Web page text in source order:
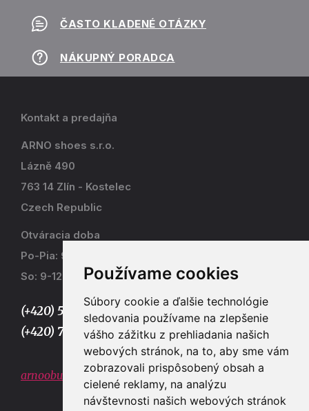
Používame cookies
Súbory cookie a ďalšie technológie
sledovania používame na zlepšenie
vášho zážitku z prehliadania našich
webových stránok, na to, aby sme vám
zobrazovali prispôsobený obsah a
cielené reklamy, na analýzu
návštevnosti našich webových stránok
ČASTO KLADENÉ OTÁZKY
NÁKUPNÝ PORADCA
Kontakt a predajňa
ARNO shoes s.r.o.
Lázně 490
763 14 Zlín - Kostelec
Czech Republic
Otváracia doba
Po-Pia: 9-17
So: 9-12
(+420) 577 915 036,
(+420) 773 667 390
arnoobuv@gmail.com